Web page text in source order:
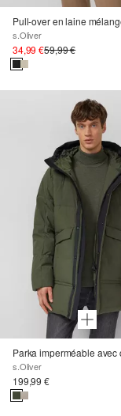
s.Oliver
34,99 €59,99 €
s.Oliver
199,99 €